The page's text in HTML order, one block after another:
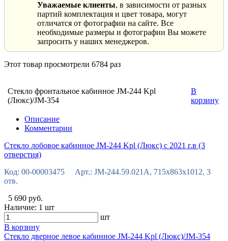
Уважаемые клиенты, в зависимости от разных
партий комплектация и цвет товара, могут
отличатся от фотографии на сайте. Все
необходимые размеры и фотографии Вы можете
запросить у наших менеджеров.
Этот товар просмотрели 6784 раз
Стекло фронтальное кабинное JM-244 Kpl
(Люкс)/JM-354
В
корзину
Описание
Комментарии
Стекло лобовое кабинное JM-244 Kpl (Люкс) с 2021 г.в (3
отверстия)
Код: 00-00003475 Арт.: JM-244.59.021А, 715x863x1012, 3
отв.
5 690 руб.
Наличие: 1 шт
шт
В корзину
Стекло дверное левое кабинное JM-244 Kpl (Люкс)/JM-354